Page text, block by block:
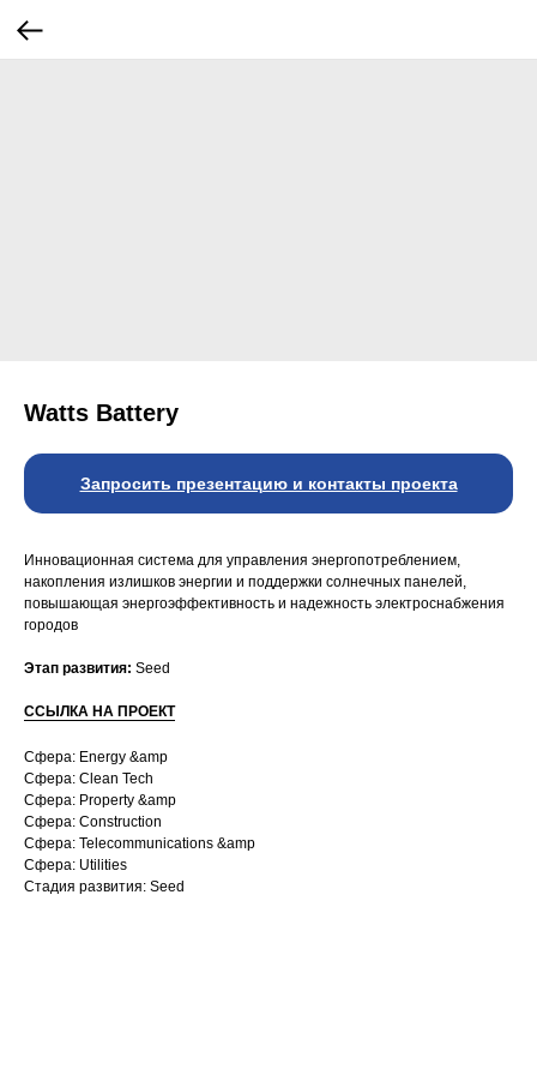
Watts Battery
Запросить презентацию и контакты проекта
Инновационная система для управления энергопотреблением,
накопления излишков энергии и поддержки солнечных панелей,
повышающая энергоэффективность и надежность электроснабжения
городов
Этап развития: Seed
ССЫЛКА НА ПРОЕКТ
Сфера: Energy &amp
Сфера: Clean Tech
Сфера: Property &amp
Сфера: Construction
Сфера: Telecommunications &amp
Сфера: Utilities
Стадия развития: Seed